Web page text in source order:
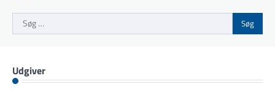
Søg
efter:
Udgiver